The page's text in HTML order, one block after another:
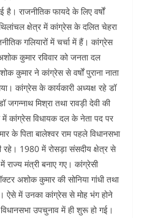
राजनीतिक फायदे के लिए वर्षों
क्षेत्र में कांग्रेस के दलित चेहरा
गलियारों में चर्चा में हैं। कांग्रेस
कुमार रविवार को जनता दल
कुमार ने कांग्रेस से वर्षों पुराना नाता
कांग्रेस के कार्यकारी अध्यक्ष रहे डॉ
मिश्रा तथा रावड़ी देवी की
में कांग्रेस विधायक दल के नेता पद पर
के पिता बालेश्वर राम पहले विधानसभा
रहे। 1980 में रोसड़ा संसदीय क्षेत्र से
राज्य मंत्री बनाए गए। कांग्रेसी
अशोक कुमार की सोनिया गांधी तथा
ऐसे में उनका कांग्रेस से मोह भंग होने
उपचुनाव में ही शुरू हो गई।